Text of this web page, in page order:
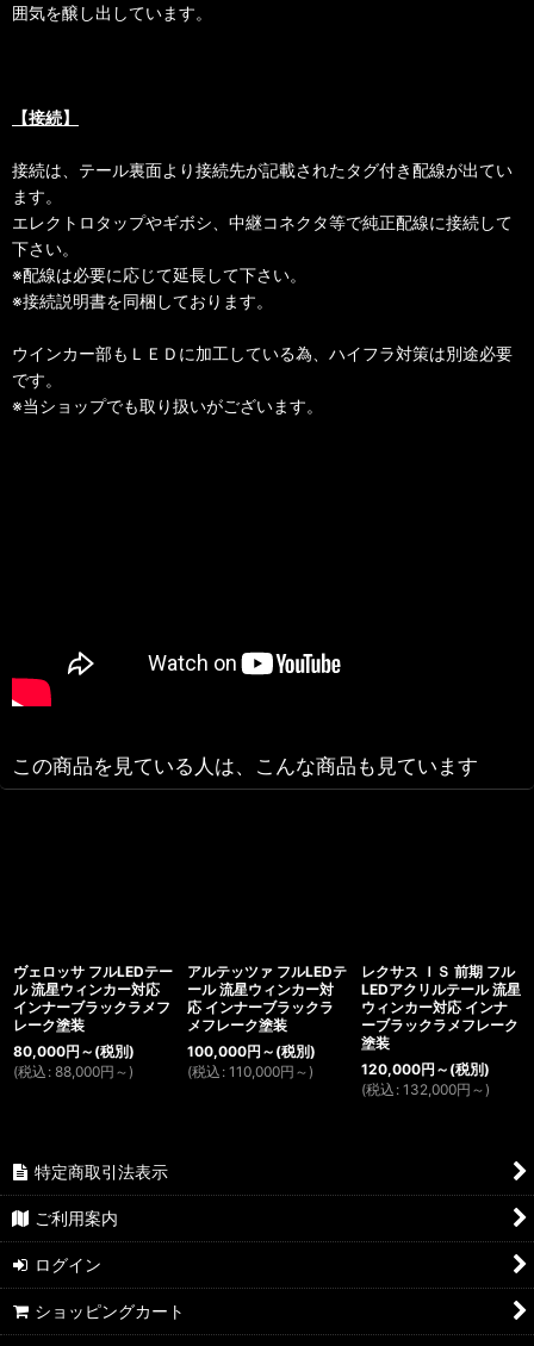
囲気を醸し出しています。
【接続】
接続は、テール裏面より接続先が記載されたタグ付き配線が出てい
ます。
エレクトロタップやギボシ、中継コネクタ等で純正配線に接続して
下さい。
※配線は必要に応じて延長して下さい。
※接続説明書を同梱しております。
ウインカー部もＬＥＤに加工している為、ハイフラ対策は別途必要
です。
※当ショップでも取り扱いがございます。
この商品を見ている人は、こんな商品も見ています
ヴェロッサ フルLEDテー
ル 流星ウィンカー対応
インナーブラックラメフ
レーク塗装
80,000円 ～ (税別)
(税込 : 88,000円 ～)
アルテッツァ フルLEDテ
ール 流星ウィンカー対
応 インナーブラックラ
メフレーク塗装
100,000円 ～ (税別)
(税込 : 110,000円 ～)
レクサス ＩＳ 前期 フル
LEDアクリルテール 流星
ウィンカー対応 インナ
ーブラックラメフレーク
塗装
120,000円 ～ (税別)
(税込 : 132,000円 ～)
特定商取引法表示
ご利用案内
ログイン
ショッピングカート